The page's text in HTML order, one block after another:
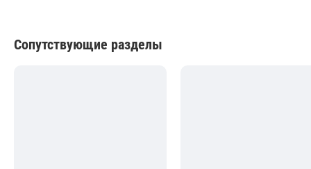
Сопутствующие разделы